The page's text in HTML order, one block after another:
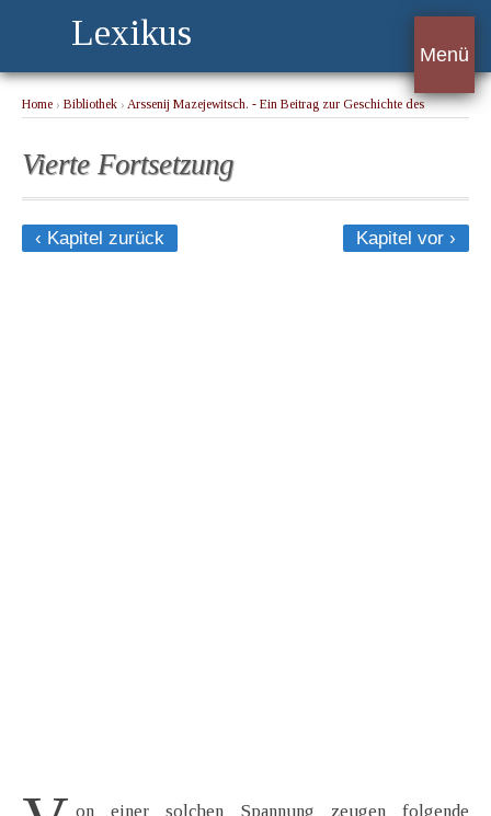
Lexikus
Menü
Home › Bibliothek › Arssenij Mazejewitsch. - Ein Beitrag zur Geschichte des
Vierte Fortsetzung
‹ Kapitel zurück Kapitel vor ›
on einer solchen Spannung zeugen folgende